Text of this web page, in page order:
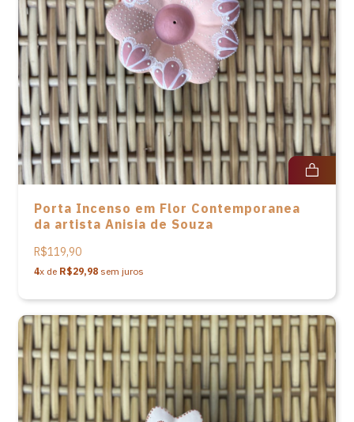
Porta Incenso em Flor Contemporanea
da artista Anisia de Souza
R$119,90
4x de R$29,98 sem juros